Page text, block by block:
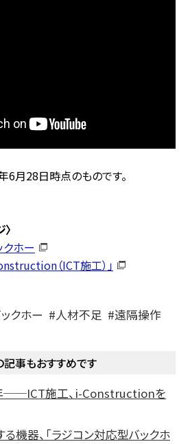
月28日時点のものです。
ホー
（ICT施工）」
クホー 人材不足
遠隔操作
記事もおすすめです
──ICT施工、i-Constructionを
機器、「ラジコン対応型バックホ